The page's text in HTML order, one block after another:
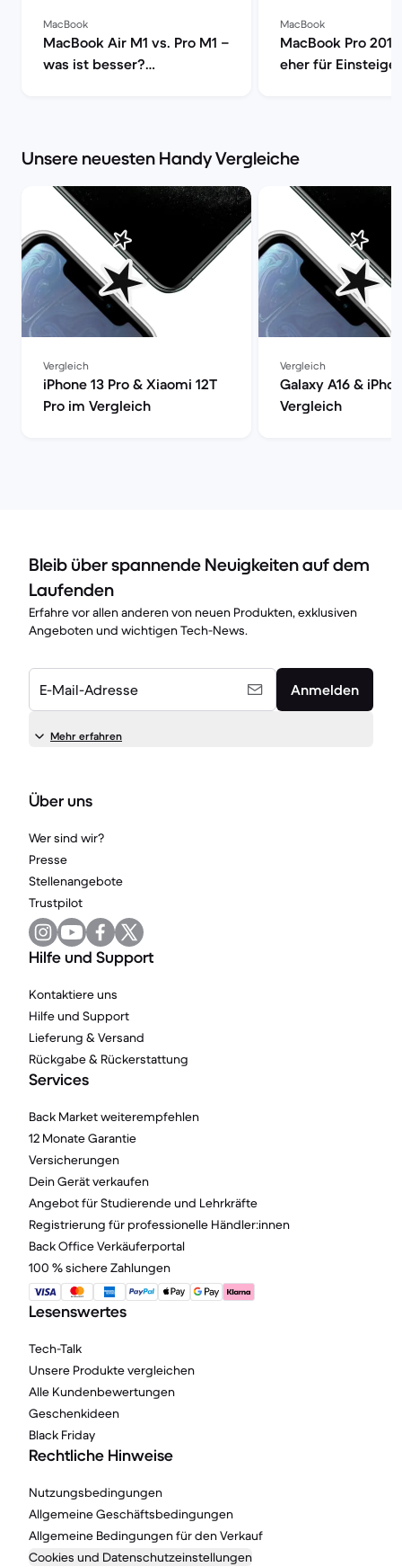
MacBook
MacBook Air M1 vs. Pro M1 –
was ist besser?
MacBook
MacBook Pro
eher für
Unsere neuesten Handy Vergleiche
Vergleich
iPhone 13 Pro & Xiaomi 12T
Pro im Vergleich
Vergleich
Galaxy A16 &
Vergleich
Bleib über spannende Neuigkeiten auf dem
Laufenden
Erfahre vor allen anderen von neuen Produkten, exklusiven
Angeboten und wichtigen Tech-News.
E-Mail-Adresse Anmelden
Mehr erfahren
Über uns
Wer sind wir?
Presse
Stellenangebote
Trustpilot
Hilfe und Support
Kontaktiere uns
Hilfe und Support
Lieferung & Versand
Rückgabe & Rückerstattung
Services
Back Market weiterempfehlen
12 Monate Garantie
Versicherungen
Dein Gerät verkaufen
Angebot für Studierende und Lehrkräfte
Registrierung für professionelle Händler:innen
Back Office Verkäuferportal
100 % sichere Zahlungen
Lesenswertes
Tech-Talk
Unsere Produkte vergleichen
Alle Kundenbewertungen
Geschenkideen
Black Friday
Rechtliche Hinweise
Nutzungsbedingungen
Allgemeine Geschäftsbedingungen
Allgemeine Bedingungen für den Verkauf
Cookies und Datenschutzeinstellungen